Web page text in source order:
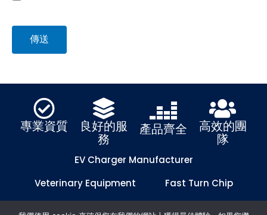
傳送
專業資質
良好的服
務
產品齊全
高效的團
隊
EV Charger Manufacturer
Veterinary Equipment
Fast Turn Chip